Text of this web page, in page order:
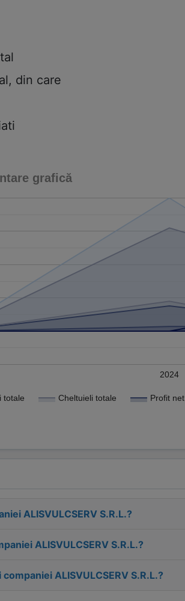
din care
grafică
totale Cheltuieli totale Profit net
2024
ALISVULCSERV S.R.L.?
ALISVULCSERV S.R.L.?
companiei ALISVULCSERV S.R.L.?